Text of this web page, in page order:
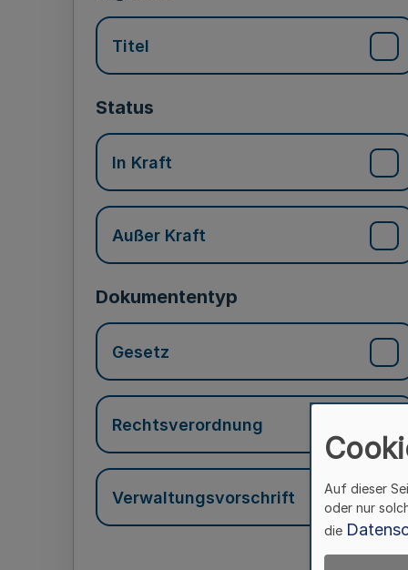
Titel
Status
In Kraft
Außer Kraft
Dokumententyp
Gesetz
Rechtsverordnung
Verwaltungsvorschrift
Auf dieser
oder nur
die